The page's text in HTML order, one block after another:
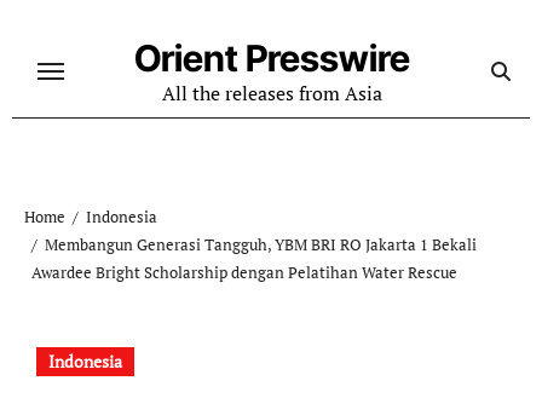
content
Orient Presswire
All the releases from Asia
Home
Indonesia
Membangun Generasi Tangguh, YBM BRI RO Jakarta 1 Bekali
Awardee Bright Scholarship dengan Pelatihan Water Rescue
Indonesia